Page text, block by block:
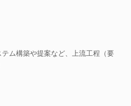
ム構築や提案など、上流工程（要